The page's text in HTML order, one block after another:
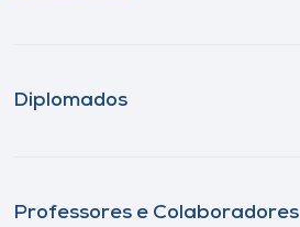
Diplomados
Professores e Colaboradores